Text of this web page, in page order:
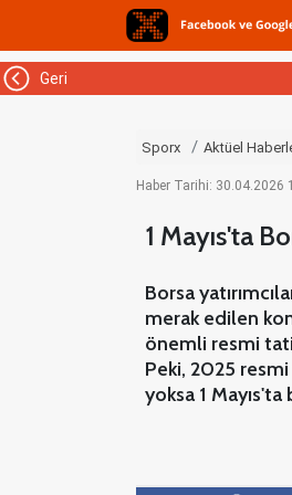
Geri
Sporx Aktüel
Haber Tarihi: 30.04.2026
1 Mayıs'ta
Borsa
merak edilen
önemli resmi
Peki, 2025 resmi
yoksa 1